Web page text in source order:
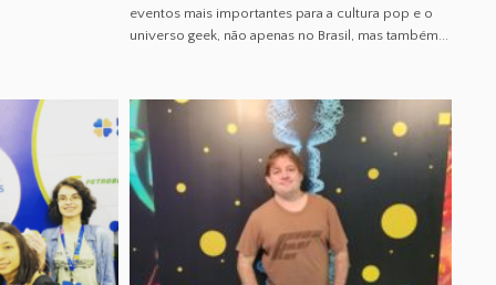
eventos mais importantes para a cultura pop e o
universo geek, não apenas no Brasil, mas também...